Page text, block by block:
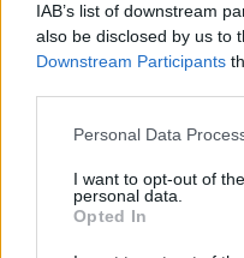
IAB’s list of downstream
also be disclosed by us to
Downstream Participants
Please note that this
not limited to your visit or
grant or deny consent to
use your data for below
Personal Data
I want to opt-out of
personal data.
Opted In
csavar a sztoriban
HÍREK 2026. júl. 19.